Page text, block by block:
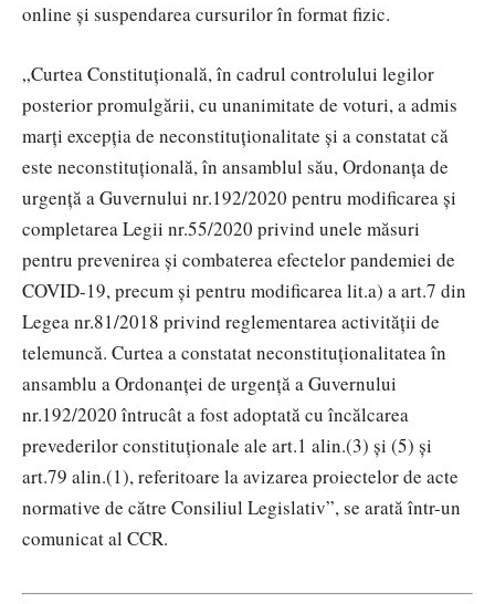
online și suspendarea cursurilor în format fizic.
„Curtea Constituțională, în cadrul controlului legilor
posterior promulgării, cu unanimitate de voturi, a admis
marți excepția de neconstituționalitate și a constatat că
este neconstituțională, în ansamblul său, Ordonanța de
urgență a Guvernului nr.192/2020 pentru modificarea și
completarea Legii nr.55/2020 privind unele măsuri
pentru prevenirea și combaterea efectelor pandemiei de
COVID-19, precum și pentru modificarea lit.a) a art.7 din
Legea nr.81/2018 privind reglementarea activității de
telemuncă. Curtea a constatat neconstituționalitatea în
ansamblu a Ordonanței de urgență a Guvernului
nr.192/2020 întrucât a fost adoptată cu încălcarea
prevederilor constituționale ale art.1 alin.(3) și (5) și
art.79 alin.(1), referitoare la avizarea proiectelor de acte
normative de către Consiliul Legislativ”, se arată într-un
comunicat al CCR.